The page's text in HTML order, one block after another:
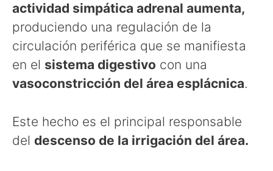
actividad simpática adrenal aumenta,
produciendo una regulación de la
circulación periférica que se manifiesta
en el sistema digestivo con una
vasoconstricción del área esplácnica.
Este hecho es el principal responsable
del descenso de la irrigación del área.